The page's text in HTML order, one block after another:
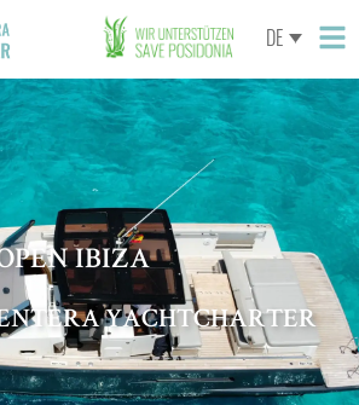
DE
IBIZA
YACHTCHARTER